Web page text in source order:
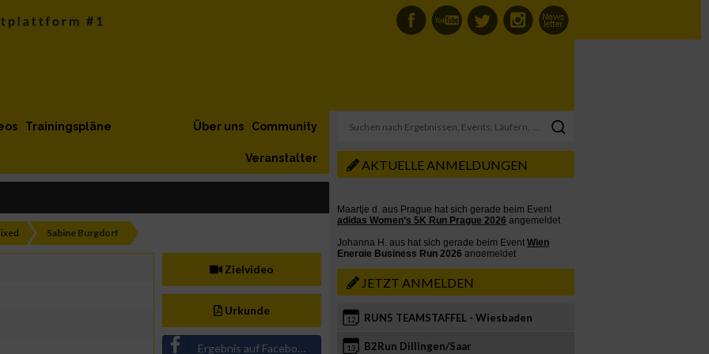
Trainingspläne Community
Über uns
Veranstalter
Sabine Burgdorf
Zielvideo
Urkunde
Ergebnis auf Facebook teilen
AKTUELLE ANMELDUNGEN
JETZT ANMELDEN
12 RUN5 TEAMSTAFFEL - Wiesbaden
13 B2Run Dillingen/Saar